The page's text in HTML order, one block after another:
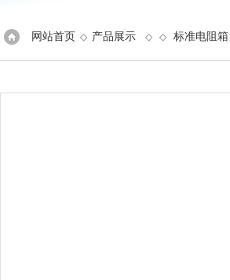
网站首页 ◇ 产品展示 ◇ ◇ 标准电阻箱